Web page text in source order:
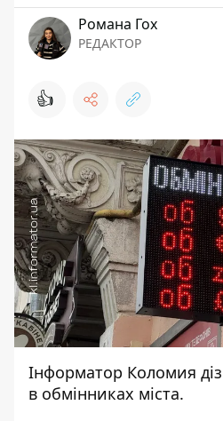
Романа Гох
РЕДАКТОР
👍
Інформатор Коломия
в обмінниках міста.